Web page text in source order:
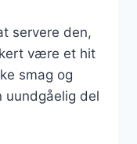
servere den,
være et hit
smag og
uundgåelig del